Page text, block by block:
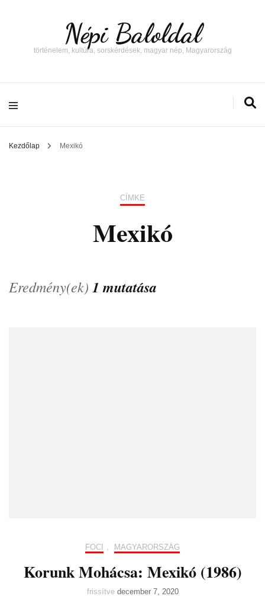
Népi Baloldal
történelem, kultúra, sorskérdések, magyar nép, Magyarország
Kezdőlap Mexikó
CÍMKE
Mexikó
Eredmény(ek) 1 mutatása
FOCI MAGYARORSZÁG
Korunk Mohácsa: Mexikó (1986)
frissítve december 7, 2020